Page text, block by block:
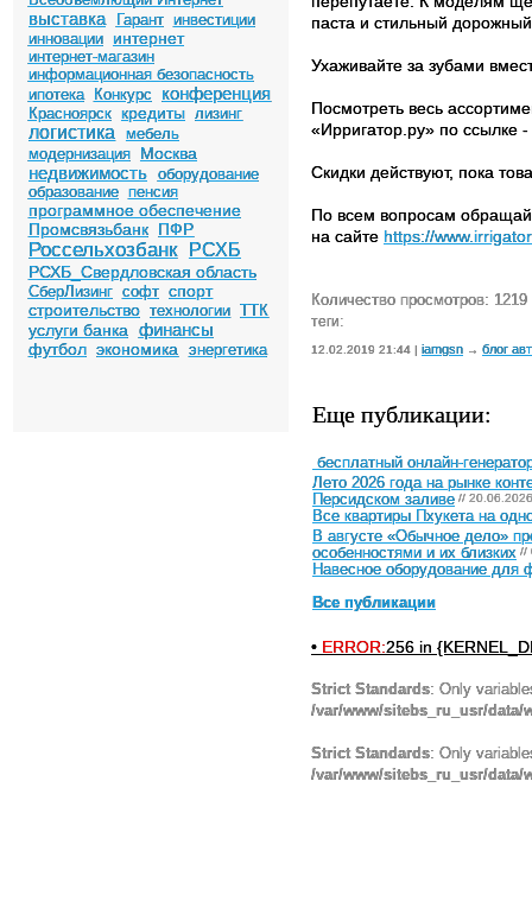
выставка Гарант инвестиции
инновации
интернет
интернет-магазин
информационная безопасность
ипотека
Конкурс конференция
Красноярск кредиты лизинг
логистика
мебель
модернизация
Москва
недвижимость оборудование
образование пенсия
программное обеспечение
Промсвязьбанк ПФР
Россельхозбанк РСХБ
РСХБ_Свердловская область
СберЛизинг софт спорт
строительство технологии ТТК
услуги банка финансы
футбол экономика энергетика
паста и стильный
Ухаживайте за зубами
Посмотреть весь
«Ирригатор.ру» по ссылке -
Скидки действуют, пока
По всем вопросам
на сайте https://
Количество просмотров: 1219
теги:
12.02.2019 21:44 | iamgsn → блог
Еще публикации:
бесплатный онлайн-
Лето 2026 года на рынке
Персидском заливе //
Все квартиры Пхукета на
В августе «Обычное дело»
особенностями и их близких //
Навесное оборудование для
Все публикации
• ERROR:256 in
Strict Standards: Only
/var/www/sitebs_ru_usr/
Strict Standards: Only
/var/www/sitebs_ru_usr/